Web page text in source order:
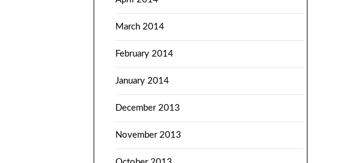
March 2014
February 2014
January 2014
December 2013
November 2013